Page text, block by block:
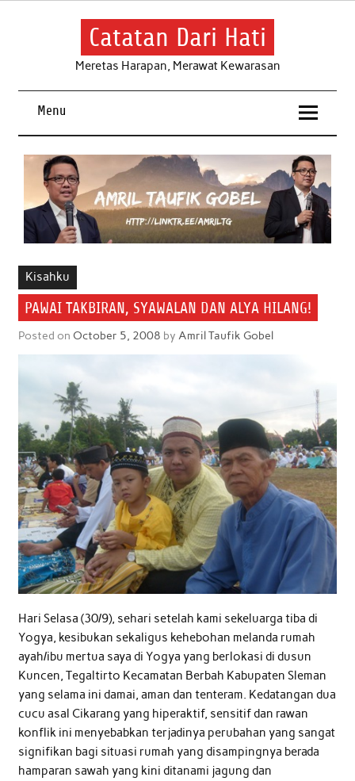
Skip
Catatan Dari Hati
Meretas Harapan, Merawat Kewarasan
Menu
Kisahku
PAWAI TAKBIRAN, SYAWALAN DAN ALYA HILANG!
Posted on October 5, 2008 by Amril Taufik Gobel
Hari Selasa (30/9), sehari setelah kami sekeluarga tiba di
Yogya, kesibukan sekaligus kehebohan melanda rumah
ayah/ibu mertua saya di Yogya yang berlokasi di dusun
Kuncen, Tegaltirto Kecamatan Berbah Kabupaten Sleman
yang selama ini damai, aman dan tenteram. Kedatangan dua
cucu asal Cikarang yang hiperaktif, sensitif dan rawan
konflik ini menyebabkan terjadinya perubahan yang sangat
signifikan bagi situasi rumah yang disampingnya berada
hamparan sawah yang kini ditanami jagung dan